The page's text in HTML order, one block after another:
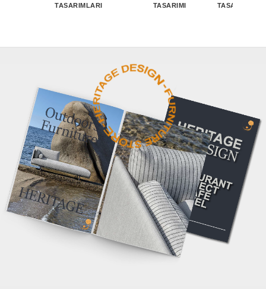
TASARIMLARI
TASARIMI
TASARIM